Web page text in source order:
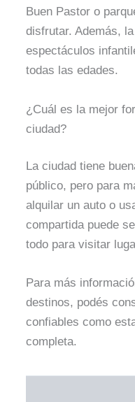
Buen Pastor o
disfrutar. Además,
espectáculos
todas las edades.
¿Cuál es la mejor
ciudad?
La ciudad tiene
público, pero para
alquilar un auto o
compartida puede
todo para visitar
Para más
destinos, podés
confiables como
completa.